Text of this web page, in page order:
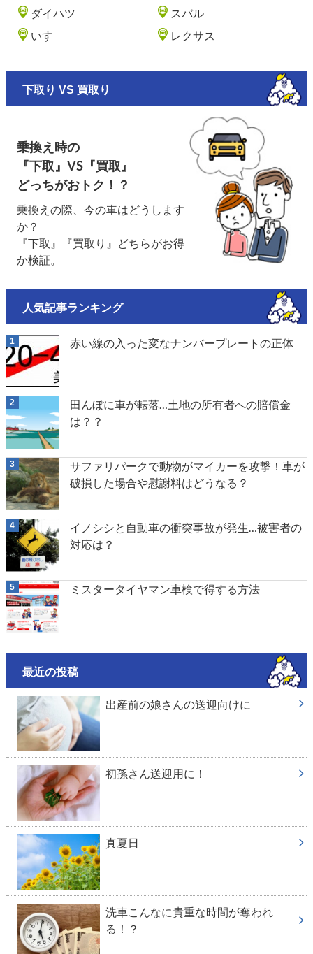
ダイハツ
スバル
いすゞ
レクサス
下取り VS 買取り
乗換え時の
『下取』VS『買取』
どっちがおトク！？
乗換えの際、今の車はどうします
か？
『下取』『買取り』どちらがお得
か検証。
人気記事ランキング
赤い線の入った変なナンバープレートの正体
田んぼに車が転落…土地の所有者への賠償金
は？？
サファリパークで動物がマイカーを攻撃！車が
破損した場合や慰謝料はどうなる？
イノシシと自動車の衝突事故が発生…被害者の
対応は？
ミスタータイヤマン車検で得する方法
最近の投稿
出産前の娘さんの送迎向けに
初孫さん送迎用に！
真夏日
洗車こんなに貴重な時間が奪われ
る！？